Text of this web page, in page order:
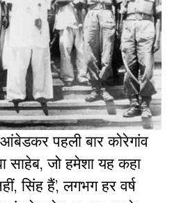
पहली बार कोरेगांव
साहेब, जो हमेशा यह कहा
सिंह हैं’, लगभग हर वर्ष